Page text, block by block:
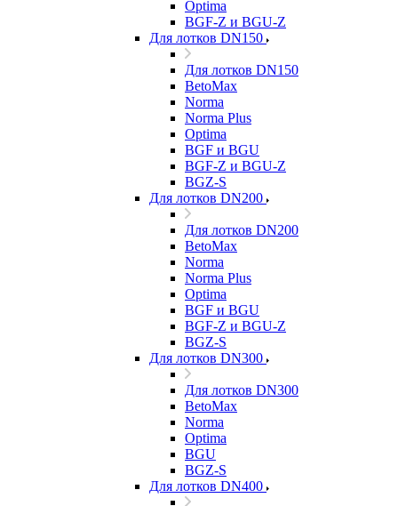
Optima
BGF-Z и BGU-Z
Для лотков DN150
Для лотков DN150
BetoMax
Norma
Norma Plus
Optima
BGF и BGU
BGF-Z и BGU-Z
BGZ-S
Для лотков DN200
Для лотков DN200
BetoMax
Norma
Norma Plus
Optima
BGF и BGU
BGF-Z и BGU-Z
BGZ-S
Для лотков DN300
Для лотков DN300
BetoMax
Norma
Optima
BGU
BGZ-S
Для лотков DN400